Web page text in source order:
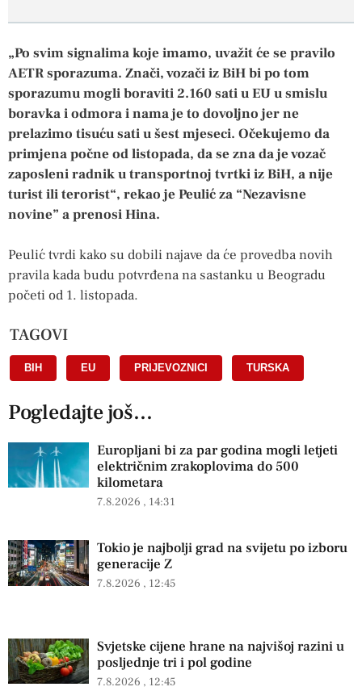
„Po svim signalima koje imamo, uvažit će se pravilo
AETR sporazuma. Znači, vozači iz BiH bi po tom
sporazumu mogli boraviti 2.160 sati u EU u smislu
boravka i odmora i nama je to dovoljno jer ne
prelazimo tisuću sati u šest mjeseci. Očekujemo da
primjena počne od listopada, da se zna da je vozač
zaposleni radnik u transportnoj tvrtki iz BiH, a nije
turist ili terorist“, rekao je Peulić za “Nezavisne
novine” a prenosi Hina.
Peulić tvrdi kako su dobili najave da će provedba novih
pravila kada budu potvrđena na sastanku u Beogradu
početi od 1. listopada.
TAGOVI
BIH EU PRIJEVOZNICI TURSKA
Pogledajte još...
Europljani bi za par godina mogli letjeti
električnim zrakoplovima do 500
kilometara
7.8.2026 14:31
Tokio je najbolji grad na svijetu po izboru
generacije Z
7.8.2026 12:45
Svjetske cijene hrane na najvišoj razini u
posljednje tri i pol godine
7.8.2026 12:45